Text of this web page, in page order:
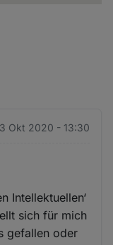
Okt 2020 - 13:30
Intellektuellen‘
sich für mich
gefallen oder